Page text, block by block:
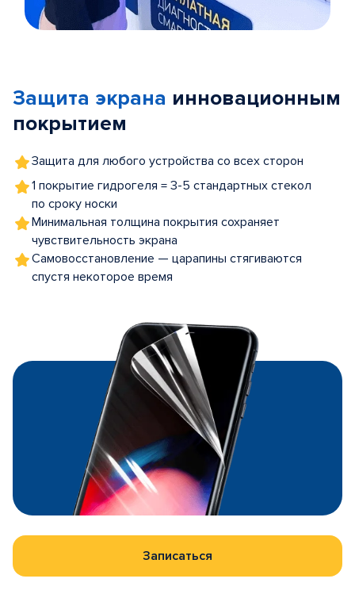
5
Защита экрана инновационным
покрытием
Защита для любого устройства со всех сторон
1 покрытие гидрогеля = 3-5 стандартных стекол
по сроку носки
Минимальная толщина покрытия сохраняет
чувствительность экрана
Самовосстановление — царапины стягиваются
спустя некоторое время
Записаться